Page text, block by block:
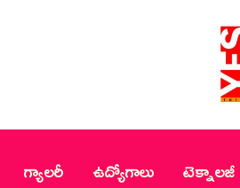
గ్యాలరీ ఉద్యోగాలు టెక్నాలజీ